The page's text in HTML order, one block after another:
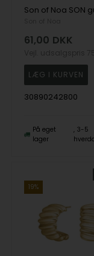
61,00 DKK
30890242800
På eget
lager
3-5
19%